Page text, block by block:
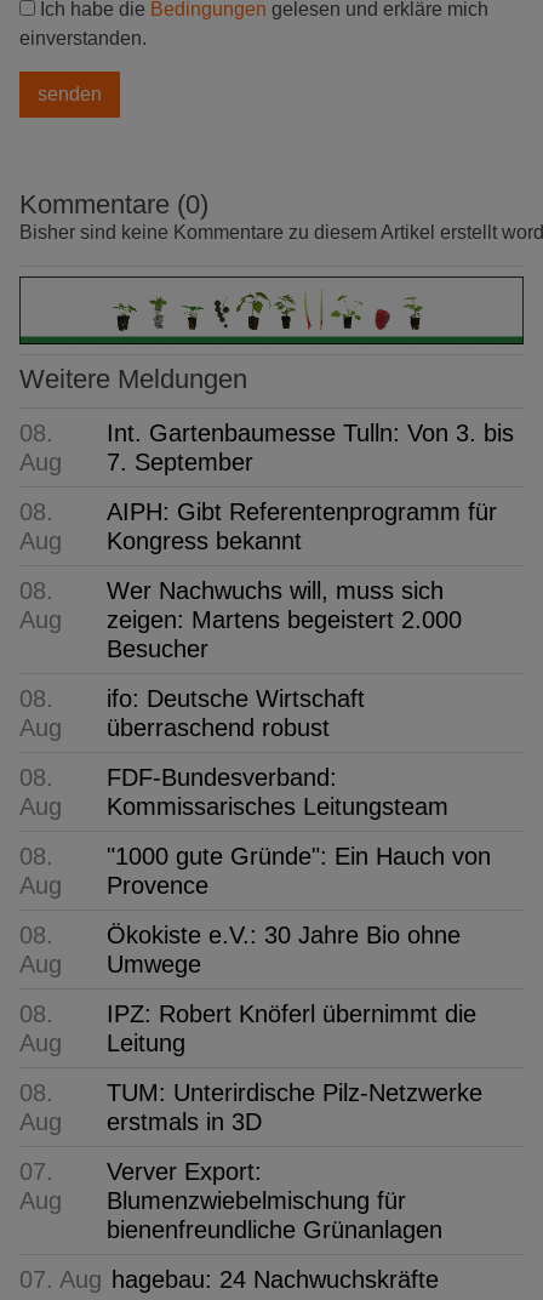
Ich habe die Bedingungen gelesen und erkläre mich
einverstanden.
Kommentare (0)
Bisher sind keine Kommentare zu diesem Artikel erstellt
Weitere Meldungen
08.
Aug
Int. Gartenbaumesse Tulln: Von 3. bis
7. September
08.
Aug
AIPH: Gibt Referentenprogramm für
Kongress bekannt
08.
Aug
Wer Nachwuchs will, muss sich
zeigen: Martens begeistert 2.000
Besucher
08.
Aug
ifo: Deutsche Wirtschaft
überraschend robust
08.
Aug
FDF-Bundesverband:
Kommissarisches Leitungsteam
08.
Aug
"1000 gute Gründe": Ein Hauch von
Provence
08.
Aug
Ökokiste e.V.: 30 Jahre Bio ohne
Umwege
08.
Aug
IPZ: Robert Knöferl übernimmt die
Leitung
08.
Aug
TUM: Unterirdische Pilz-Netzwerke
erstmals in 3D
07.
Aug
Verver Export:
Blumenzwiebelmischung für
bienenfreundliche Grünanlagen
07. Aug hagebau: 24 Nachwuchskräfte